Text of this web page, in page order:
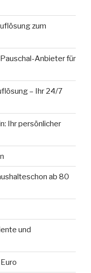
zum
Anbieter für
– Ihr 24/7
Ihr persönlicher
ab 80
und